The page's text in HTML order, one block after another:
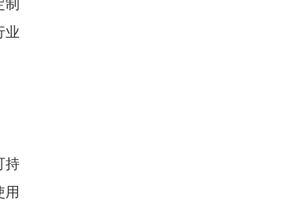
业
持
用